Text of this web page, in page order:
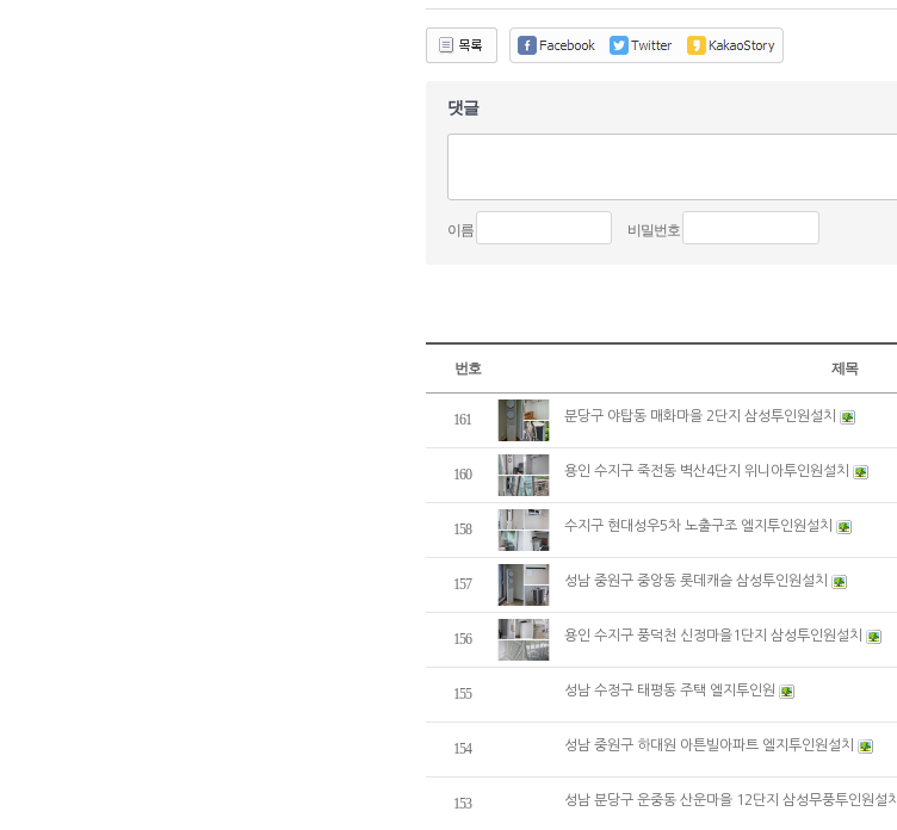
댓글
이름 비밀번호
번호 제목
161 분당구 야탑동 매화마을 2단지 삼성투인원설치
160 용인 수지구 죽전동 벽산4단지 위니아투인원설치
158 수지구 현대성우5차 노출구조 엘지투인원설치
157 성남 중원구 중앙동 롯데캐슬 삼성투인원설치
156 용인 수지구 풍덕천 신정마을1단지 삼성투인원설치
155 성남 수정구 태평동 주택 엘지투인원
154 성남 중원구 하대원 아튼빌아파트 엘지투인원설치
153 성남 분당구 운중동 산운마을 12단지 삼성무풍투인원설치